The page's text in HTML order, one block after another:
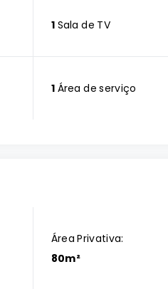
1Sala de TV
1Área de serviço
Área Privativa:
80m²